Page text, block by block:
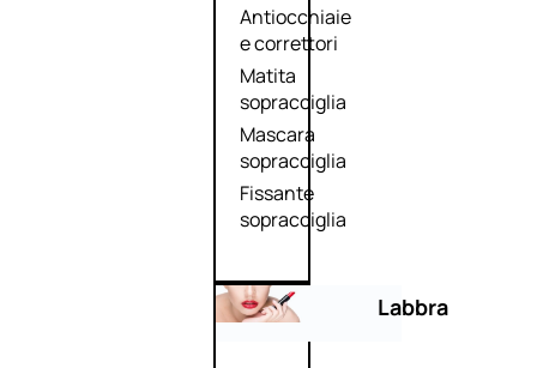
Antiocchiaie
e correttori
Matita
sopracciglia
Mascara
sopracciglia
Fissante
sopracciglia
Labbra